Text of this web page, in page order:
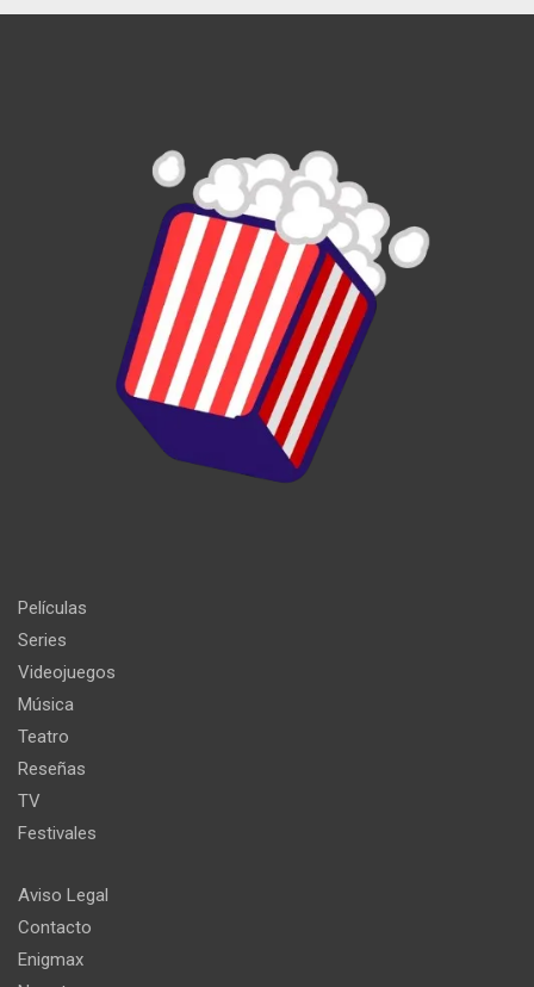
Películas
Series
Videojuegos
Música
Teatro
Reseñas
TV
Festivales
Aviso Legal
Contacto
Enigmax